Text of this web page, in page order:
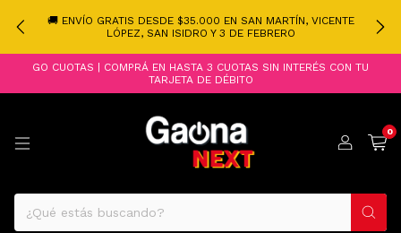
🚚 ENVÍO GRATIS DESDE $35.000 EN SAN MARTÍN, VICENTE
LÓPEZ, SAN ISIDRO Y 3 DE FEBRERO
GO CUOTAS | COMPRÁ EN HASTA 3 CUOTAS SIN INTERÉS CON TU
TARJETA DE DÉBITO
0